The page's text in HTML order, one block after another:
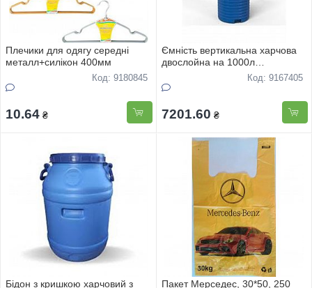
Плечики для одягу середнi
металл+силiкон 400мм
Код: 9180845
10.64 ₴
Ємнiсть вертикальна харчова
двослойна на 1000л
Код: 9167405
7201.60 ₴
Бiдон з кришкою харчовий з
Пакет Мерседес, 30*50, 250